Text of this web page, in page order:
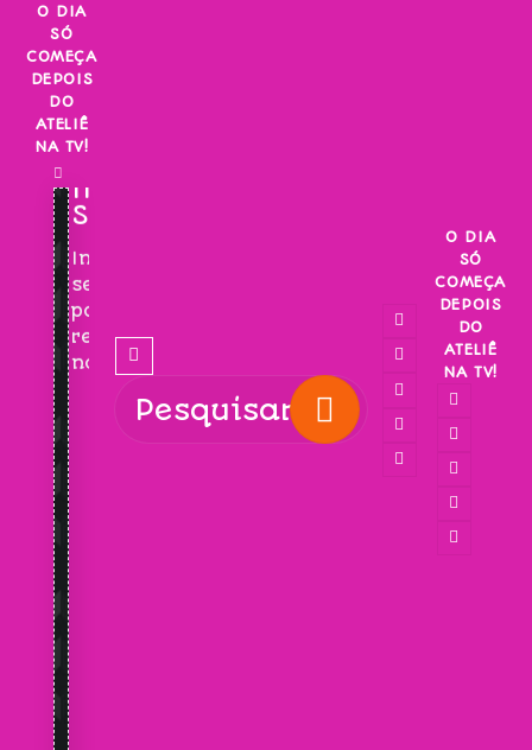
Skip
content
O DIA
SÓ
COMEÇA
DEPOIS
DO
ATELIÊ
NA TV!
INSCREVA-
SE!
Inscreva-
se
para
receber
novidades!
O DIA
SÓ
COMEÇA
DEPOIS
DO
ATELIÊ
NA TV!